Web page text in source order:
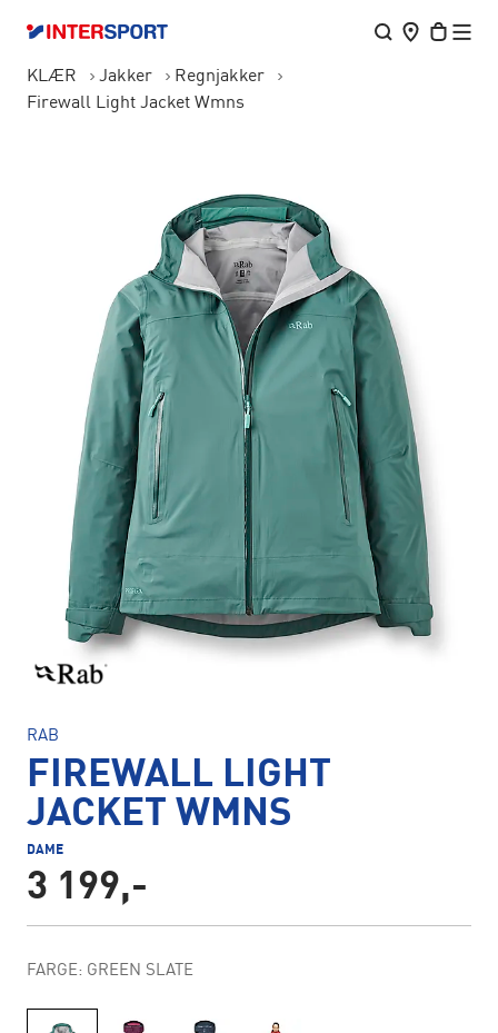
KLÆR Jakker
Regnjakker
Firewall Light Jacket Wmns
RAB
FIREWALL LIGHT
JACKET WMNS
DAME
3 199,-
FARGE: GREEN SLATE